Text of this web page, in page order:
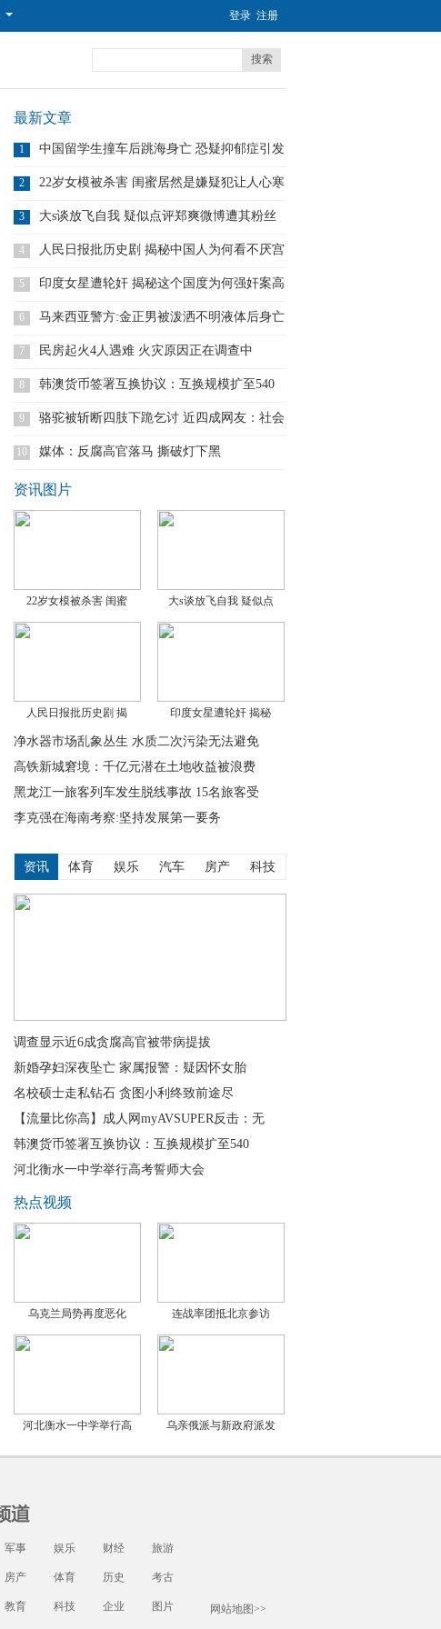
登录 注册
搜索
最新文章
1 中国留学生撞车后跳海身亡 恐疑抑郁症引发
2 22岁女模被杀害 闺蜜居然是嫌疑犯让人心寒
3
大s谈放飞自我 疑似点评郑爽微博遭其粉丝
4 人民日报批历史剧 揭秘中国人为何看不厌宫
5 印度女星遭轮奸 揭秘这个国度为何强奸案高
6 马来西亚警方:金正男被泼洒不明液体后身亡
7 民房起火4人遇难 火灾原因正在调查中
8
韩澳货币签署互换协议：互换规模扩至540
亿元
9
骆驼被斩断四肢下跪乞讨 近四成网友：社会
10 媒体：反腐高官落马 撕破灯下黑
资讯图片
22岁女模被杀害 闺蜜 大s谈放飞自我 疑似点
人民日报批历史剧 揭 印度女星遭轮奸 揭秘
净水器市场乱象丛生 水质二次污染无法避免
高铁新城窘境：千亿元潜在土地收益被浪费
黑龙江一旅客列车发生脱线事故 15名旅客受
李克强在海南考察:坚持发展第一要务
资讯 体育 娱乐 汽车 房产 科技
调查显示近6成贪腐高官被带病提拔
新婚孕妇深夜坠亡 家属报警：疑因怀女胎
名校硕士走私钻石 贪图小利终致前途尽
【流量比你高】成人网myAVSUPER反击：无
韩澳货币签署互换协议：互换规模扩至540
河北衡水一中学举行高考誓师大会
热点视频
乌克兰局势再度恶化 连战率团抵北京参访
河北衡水一中学举行高 乌亲俄派与新政府派发
军事 娱乐 财经 旅游
房产 体育 历史 考古
教育 科技 企业 图片 网站地图>>